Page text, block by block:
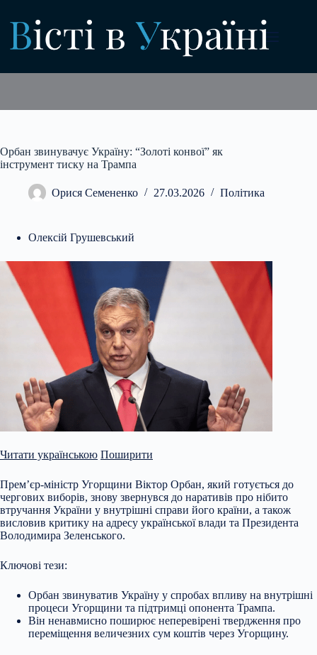
вмісту
Орбан звинувачує Україну: “Золоті конвої” як
інструмент тиску на Трампа
Орися Семененко 27.03.2026 Політика
Олексій Грушевський
Читати українською Поширити
Прем’єр-міністр Угорщини Віктор Орбан, який готується до
чергових виборів, знову звернувся до наративів про нібито
втручання України у внутрішні справи його країни, а також
висловив критику на адресу української влади та Президента
Володимира Зеленського.
Ключові тези:
Орбан звинуватив Україну у спробах впливу на внутрішні
процеси Угорщини та підтримці опонента Трампа.
Він ненавмисно поширює неперевірені твердження про
переміщення величезних сум коштів через Угорщину.